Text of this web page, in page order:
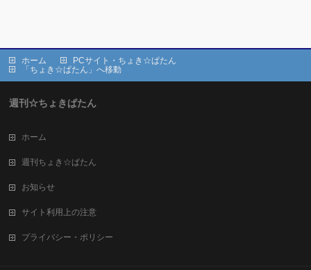
ホーム
PCサイト・ちょき☆ぱたん
「ちょき☆ぱたん」へ移動
週刊☆ちょきぱたん
ホーム
週刊ちょき☆ぱたん
お知らせ
サイト利用上の注意
プライバシー・ポリシー